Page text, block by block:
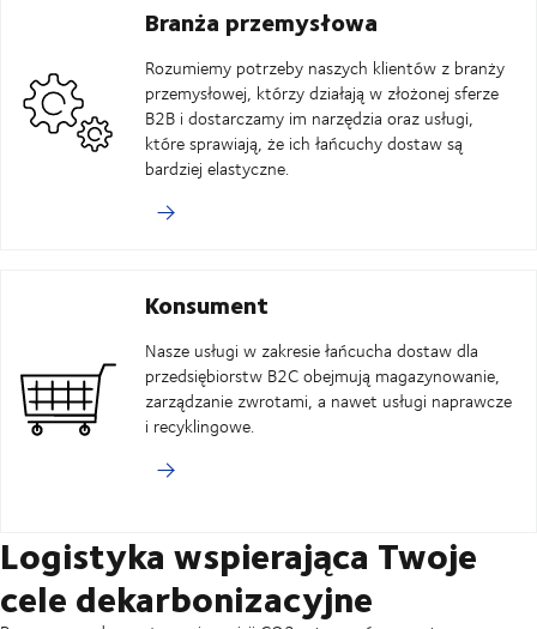
Branża przemysłowa
Rozumiemy potrzeby naszych klientów z branży
przemysłowej, którzy działają w złożonej sferze
B2B i dostarczamy im narzędzia oraz usługi,
które sprawiają, że ich łańcuchy dostaw są
bardziej elastyczne.
Konsument
Nasze usługi w zakresie łańcucha dostaw dla
przedsiębiorstw B2C obejmują magazynowanie,
zarządzanie zwrotami, a nawet usługi naprawcze
i recyklingowe.
Logistyka wspierająca Twoje
cele dekarbonizacyjne